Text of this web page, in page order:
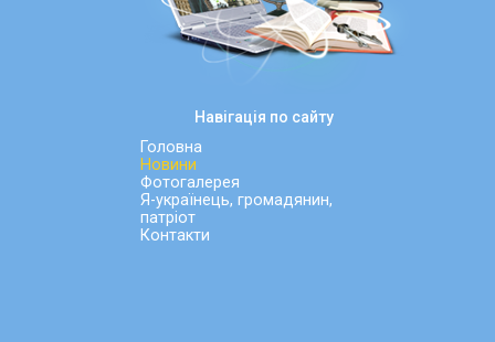
Навігація по сайту
Головна
Новини
Фотогалерея
Я-українець, громадянин,
патріот
Контакти